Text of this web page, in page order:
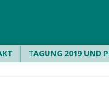
TAGUNG 2019 UND